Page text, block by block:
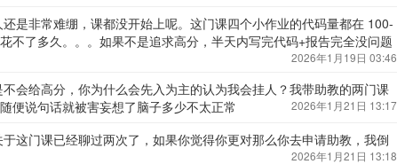
是非常难绷，课都没开始上呢。这门课四个小作业的代码量都在 100-
不了多久。。。如果不是追求高分，半天内写完代码+报告完全没问题
2026年1月19日 03:46
会给高分，你为什么会先入为主的认为我会挂人？我带助教的两门课
便说句话就被害妄想了脑子多少不太正常
2026年1月21日 13:17
这门课已经聊过两次了，如果你觉得你更对那么你去申请助教，我倒
2026年1月21日 13:18